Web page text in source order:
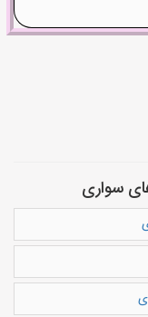
سواری